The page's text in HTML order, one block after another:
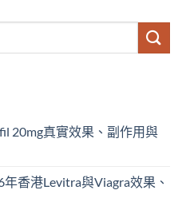
20mg真實效果、副作用與
香港Levitra與Viagra效果、